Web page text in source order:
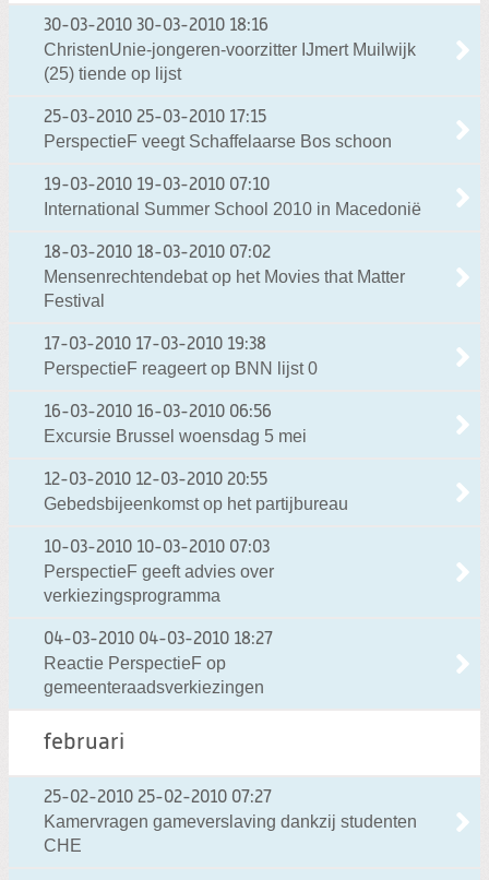
30-03-2010 30-03-2010 18:16
ChristenUnie-jongeren-voorzitter IJmert Muilwijk
(25) tiende op lijst
25-03-2010 25-03-2010 17:15
PerspectieF veegt Schaffelaarse Bos schoon
19-03-2010 19-03-2010 07:10
International Summer School 2010 in Macedonië
18-03-2010 18-03-2010 07:02
Mensenrechtendebat op het Movies that Matter
Festival
17-03-2010 17-03-2010 19:38
PerspectieF reageert op BNN lijst 0
16-03-2010 16-03-2010 06:56
Excursie Brussel woensdag 5 mei
12-03-2010 12-03-2010 20:55
Gebedsbijeenkomst op het partijbureau
10-03-2010 10-03-2010 07:03
PerspectieF geeft advies over
verkiezingsprogramma
04-03-2010 04-03-2010 18:27
Reactie PerspectieF op
gemeenteraadsverkiezingen
februari
25-02-2010 25-02-2010 07:27
Kamervragen gameverslaving dankzij studenten
CHE